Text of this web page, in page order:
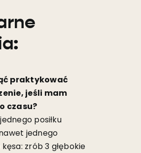
praktykować
jeśli mam
czasu?
posiłku
jednego
zrób 3 głębokie